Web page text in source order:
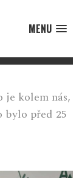
MENU
je kolem nás,
bylo před 25